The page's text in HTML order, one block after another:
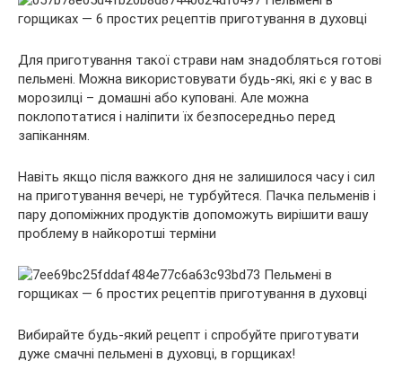
Для приготування такої страви нам знадобляться готові
пельмені. Можна використовувати будь-які, які є у вас в
морозилці – домашні або куповані. Але можна
поклопотатися і наліпити їх безпосередньо перед
запіканням.
Навіть якщо після важкого дня не залишилося часу і сил
на приготування вечері, не турбуйтеся. Пачка пельменів і
пару допоміжних продуктів допоможуть вирішити вашу
проблему в найкоротші терміни
Вибирайте будь-який рецепт і спробуйте приготувати
дуже смачні пельмені в духовці, в горщиках!